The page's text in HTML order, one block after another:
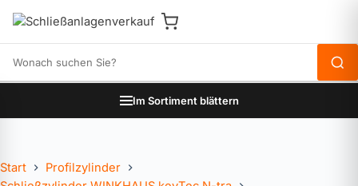
Im Sortiment blättern
Start
Profilzylinder